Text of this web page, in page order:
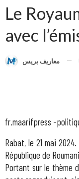
Le
avec
معاريف بريس
fr.maarifpress -
Rabat, le 21 mai
République de
Portant sur le thème